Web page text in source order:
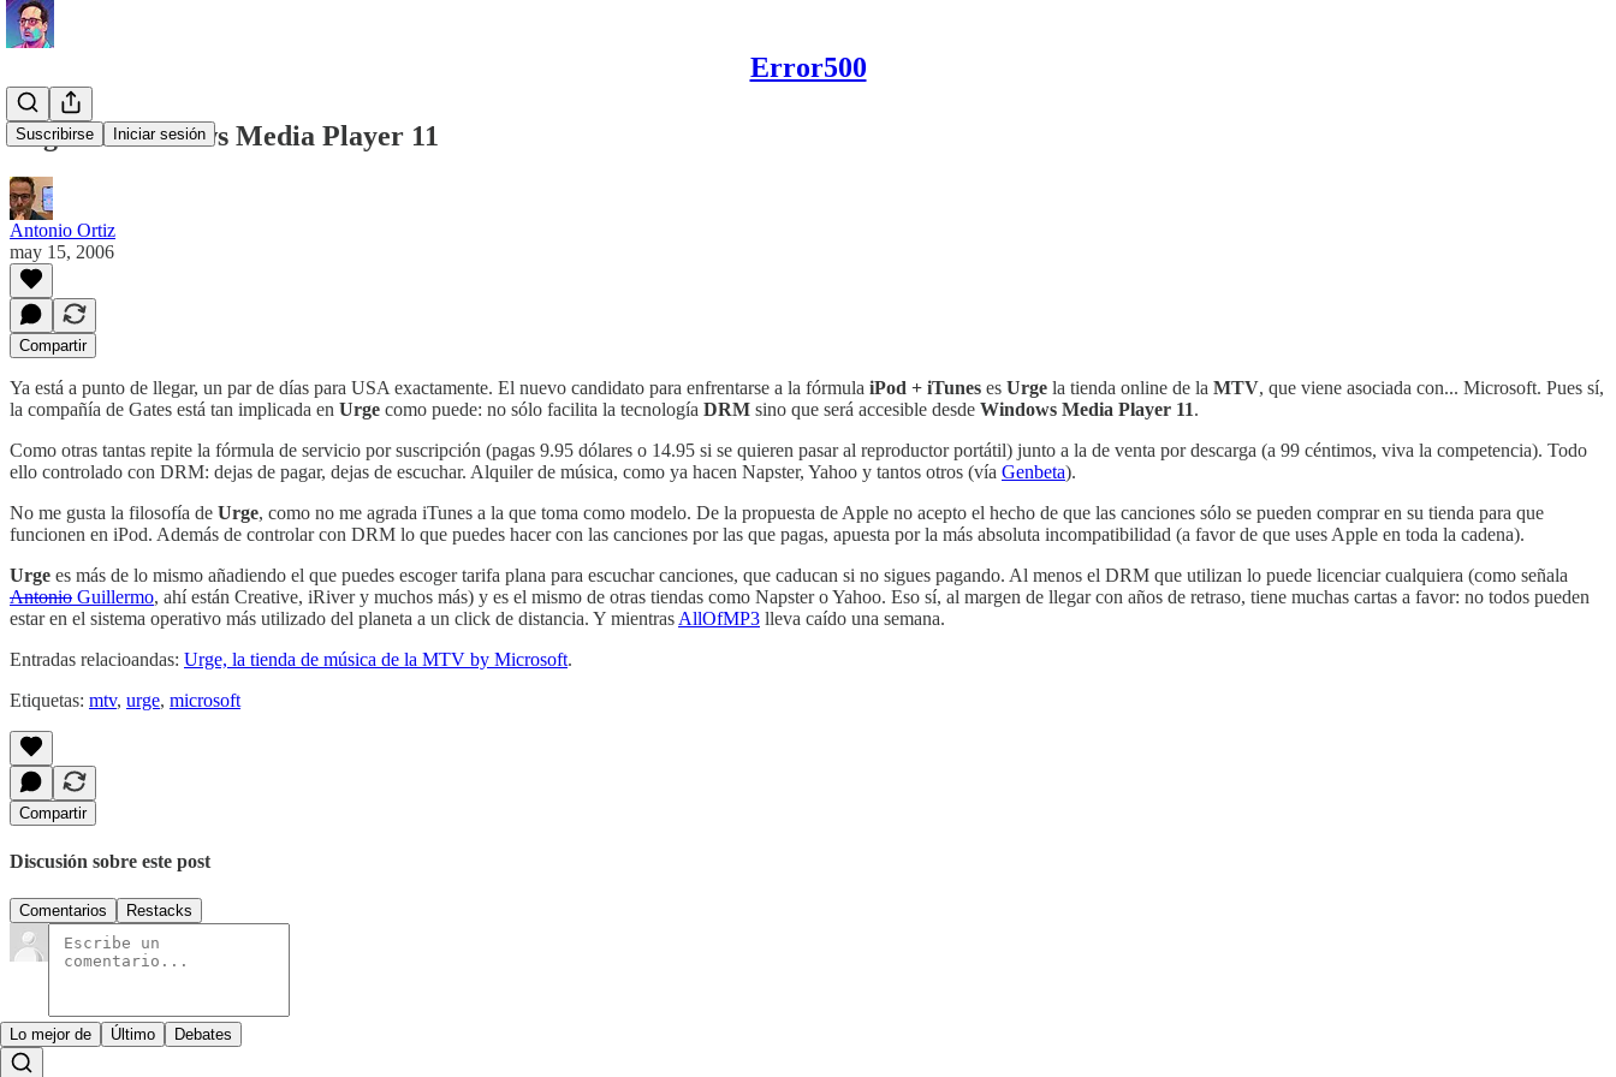
Error500
Suscribirse Iniciar sesión
Urge en Windows Media Player 11
Antonio Ortiz
may 15, 2006
Compartir
Ya está a punto de llegar, un par de días para USA exactamente. El nuevo candidato para enfrentarse a la fórmula iPod + iTunes es Urge la tienda online de la MTV, que viene asociada con... Microsoft. Pues sí,
la compañía de Gates está tan implicada en Urge como puede: no sólo facilita la tecnología DRM sino que será accesible desde Windows Media Player 11.
Como otras tantas repite la fórmula de servicio por suscripción (pagas 9.95 dólares o 14.95 si se quieren pasar al reproductor portátil) junto a la de venta por descarga (a 99 céntimos, viva la competencia). Todo
ello controlado con DRM: dejas de pagar, dejas de escuchar. Alquiler de música, como ya hacen Napster, Yahoo y tantos otros (vía Genbeta).
No me gusta la filosofía de Urge, como no me agrada iTunes a la que toma como modelo. De la propuesta de Apple no acepto el hecho de que las canciones sólo se pueden comprar en su tienda para que
funcionen en iPod. Además de controlar con DRM lo que puedes hacer con las canciones por las que pagas, apuesta por la más absoluta incompatibilidad (a favor de que uses Apple en toda la cadena).
Urge es más de lo mismo añadiendo el que puedes escoger tarifa plana para escuchar canciones, que caducan si no sigues pagando. Al menos el DRM que utilizan lo puede licenciar cualquiera (como señala
Antonio Guillermo, ahí están Creative, iRiver y muchos más) y es el mismo de otras tiendas como Napster o Yahoo. Eso sí, al margen de llegar con años de retraso, tiene muchas cartas a favor: no todos pueden
estar en el sistema operativo más utilizado del planeta a un click de distancia. Y mientras AllOfMP3 lleva caído una semana.
Entradas relacioandas: Urge, la tienda de música de la MTV by Microsoft.
Etiquetas: mtv, urge, microsoft
Compartir
Discusión sobre este post
Comentarios Restacks
Lo mejor de Último Debates